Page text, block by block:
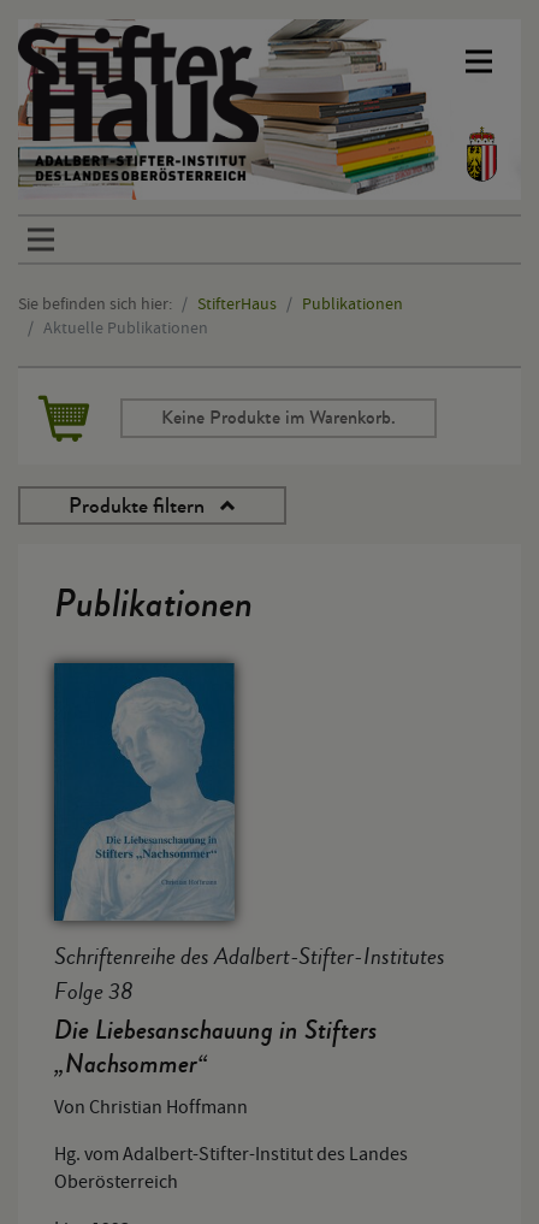
Sprunglinks
Sie befinden sich hier: StifterHaus
Publikationen
Aktuelle Publikationen
Hauptinhalt
Keine Produkte im Warenkorb.
Produkte filtern
Publikationen
Schriftenreihe des Adalbert-Stifter-Institutes
Folge 38
Die Liebesanschauung in Stifters
„Nachsommer“
Von Christian Hoffmann
Hg. vom Adalbert-Stifter-Institut des Landes
Oberösterreich